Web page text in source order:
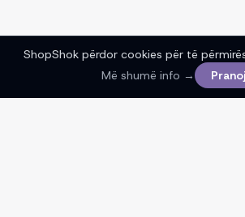
ShopShok përdor cookies për të
Më shumë info →
Pranoj